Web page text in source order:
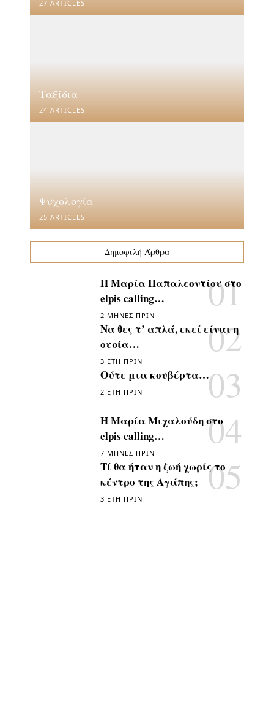
27 ARTICLES
Ταξίδια
24 ARTICLES
Ψυχολογία
25 ARTICLES
Δημοφιλή Άρθρα
Η Μαρία Παπαλεοντίου στο
elpis calling…
2 ΜΉΝΕΣ ΠΡΙΝ
Να θες τ’ απλά, εκεί είναι η
ουσία…
3 ΈΤΗ ΠΡΙΝ
Ούτε μια κουβέρτα…
2 ΈΤΗ ΠΡΙΝ
Η Μαρία Μιχαλούδη στο
elpis calling…
7 ΜΉΝΕΣ ΠΡΙΝ
Τί θα ήταν η ζωή χωρίς το
κέντρο της Αγάπης;
3 ΈΤΗ ΠΡΙΝ